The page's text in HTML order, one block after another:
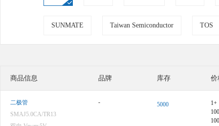
SUNMATE Taiwan Semiconductor TOS
商品信息 品牌 库存 价
二极管
SMAJ5.0CA/TR13
- 5000
1+